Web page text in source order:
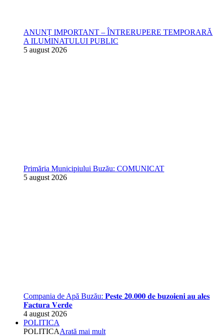
ANUNȚ IMPORTANT – ÎNTRERUPERE TEMPORARĂ
A ILUMINATULUI PUBLIC
5 august 2026
Primăria Municipiului Buzău: COMUNICAT
5 august 2026
Compania de Apă Buzău: 𝐏𝐞𝐬𝐭𝐞 𝟐𝟎.𝟎𝟎𝟎 𝐝𝐞 𝐛𝐮𝐳𝐨𝐢𝐞𝐧𝐢 𝐚𝐮 𝐚𝐥𝐞𝐬
𝐅𝐚𝐜𝐭𝐮𝐫𝐚 𝐕𝐞𝐫𝐝𝐞
4 august 2026
POLITICA
POLITICAArată mai mult